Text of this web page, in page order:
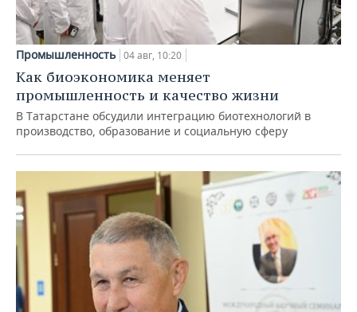
Промышленность 04 авг, 10:20
Как биоэкономика меняет
промышленность и качество жизни
В Татарстане обсудили интеграцию биотехнологий в
производство, образование и социальную сферу